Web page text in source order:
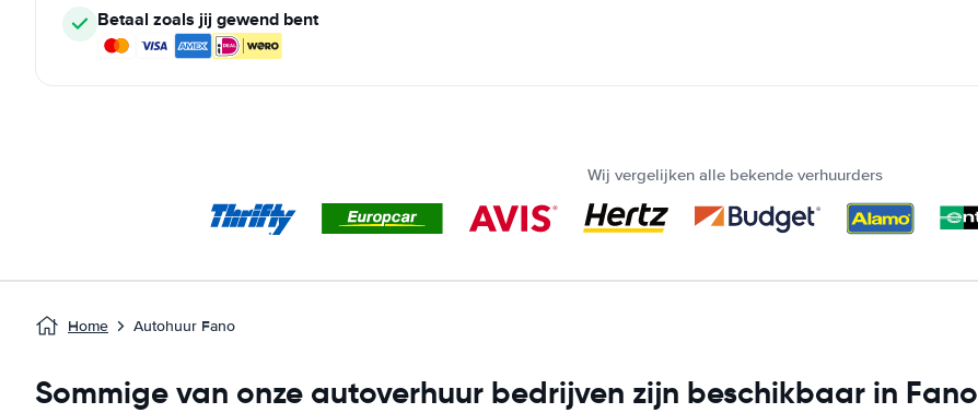
Betaal zoals jij gewend bent
Wij vergelijken alle bekende verhuurders
Home Autohuur Fano
Sommige van onze autoverhuur bedrijven zijn beschikbaar in Fano